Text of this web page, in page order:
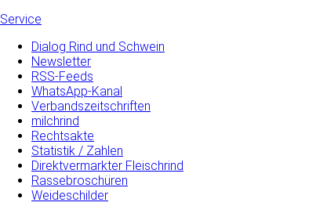
Service
Dialog Rind und Schwein
Newsletter
RSS-Feeds
WhatsApp-Kanal
Verbandszeitschriften
milchrind
Rechtsakte
Statistik / Zahlen
Direktvermarkter Fleischrind
Rassebroschüren
Weideschilder